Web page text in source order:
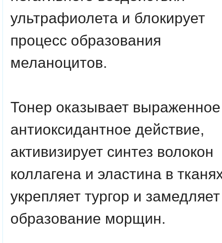
ультрафиолета и блокирует
процесс образования
меланоцитов.
Тонер оказывает выраженное
антиоксидантное действие,
активизирует синтез волокон
коллагена и эластина в
укрепляет тургор и замедляет
образование морщин.